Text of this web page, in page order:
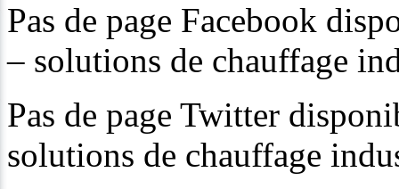
Pas de page Facebook
– solutions de chauffage
Pas de page Twitter
solutions de chauffage